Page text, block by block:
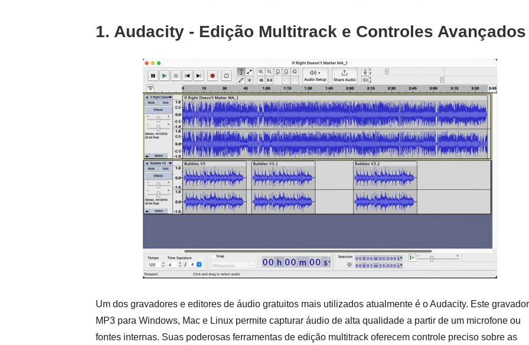
1. Audacity - Edição Multitrack e Controles Avançados
Um dos gravadores e editores de áudio gratuitos mais utilizados atualmente é o Audacity. Este
MP3 para Windows, Mac e Linux permite capturar áudio de alta qualidade a partir de um microfone ou
fontes internas. Suas poderosas ferramentas de edição multitrack oferecem controle preciso sobre as